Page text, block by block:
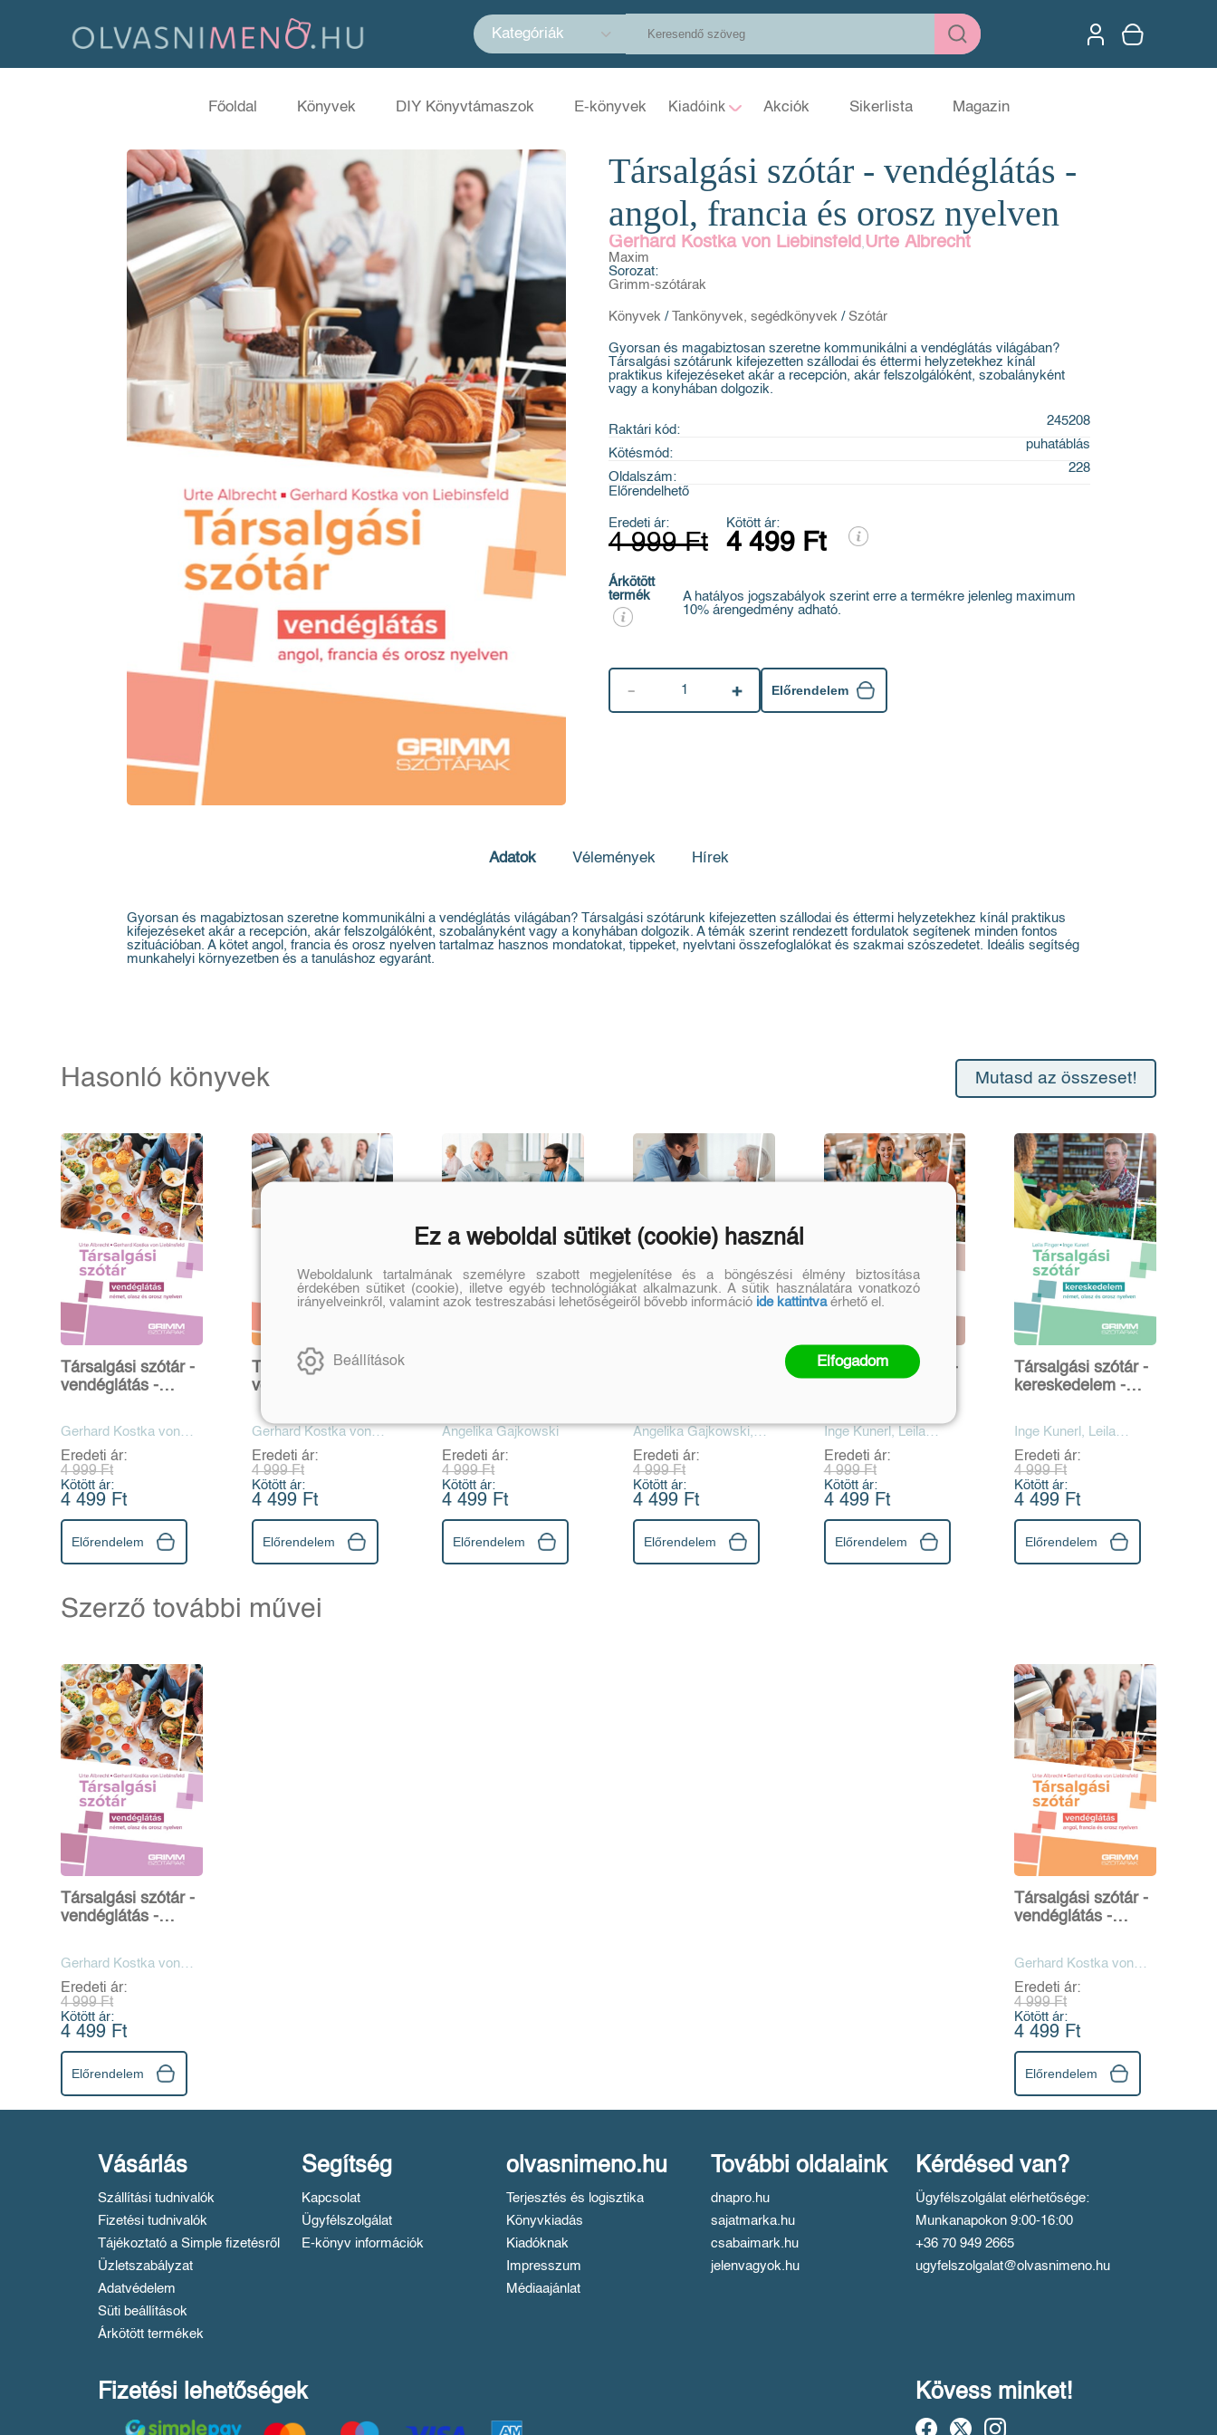
Kategóriák
Főoldal Könyvek DIY Könyvtámaszok E-könyvek Kiadóink Akciók Sikerlista Magazin
Társalgási szótár - vendéglátás -
angol, francia és orosz nyelven
Gerhard Kostka von Liebinsfeld,Urte Albrecht
Maxim
Sorozat:
Grimm-szótárak
Könyvek / Tankönyvek, segédkönyvek / Szótár
Gyorsan és magabiztosan szeretne kommunikálni a vendéglátás világában?
Társalgási szótárunk kifejezetten szállodai és éttermi helyzetekhez kínál
praktikus kifejezéseket akár a recepción, akár felszolgálóként, szobalányként
vagy a konyhában dolgozik.
Raktári kód:
245208
Kötésmód:
puhatáblás
Oldalszám:
228
Előrendelhető
Eredeti ár:
4 999 Ft
Kötött ár:
4 499 Ft
Árkötött
termék
A hatályos jogszabályok szerint erre a termékre jelenleg maximum
10% árengedmény adható.
1 Előrendelem
Adatok Vélemények Hírek
Gyorsan és magabiztosan szeretne kommunikálni a vendéglátás világában? Társalgási szótárunk kifejezetten szállodai és éttermi helyzetekhez kínál praktikus
kifejezéseket akár a recepción, akár felszolgálóként, szobalányként vagy a konyhában dolgozik. A témák szerint rendezett fordulatok segítenek minden fontos
szituációban. A kötet angol, francia és orosz nyelven tartalmaz hasznos mondatokat, tippeket, nyelvtani összefoglalókat és szakmai szószedetet. Ideális segítség
munkahelyi környezetben és a tanuláshoz egyaránt.
Hasonló könyvek Mutasd az összeset!
Társalgási szótár -
vendéglátás -
Gerhard Kostka von
Liebinsfeld, Urte
Albrecht
Eredeti ár:
4 999 Ft
Kötött ár:
4 499 Ft
Előrendelem
Társalgási szótár -
vendéglátás -
orosz nyelven
Gerhard Kostka von
Liebinsfeld, Urte
Albrecht
Eredeti ár:
4 999 Ft
Kötött ár:
4 499 Ft
Előrendelem
nyelven
Angelika Gajkowski
Eredeti ár:
4 999 Ft
Kötött ár:
4 499 Ft
Előrendelem
nyelven
Angelika Gajkowski,
Ioannis Metaxas
Eredeti ár:
4 999 Ft
Kötött ár:
4 499 Ft
Előrendelem
Társalgási szótár -
orosz nyelven
Inge Kunerl, Leila
Finger
Eredeti ár:
4 999 Ft
Kötött ár:
4 499 Ft
Előrendelem
Társalgási szótár -
kereskedelem -
Inge Kunerl, Leila
Finger
Eredeti ár:
4 999 Ft
Kötött ár:
4 499 Ft
Előrendelem
Szerző további művei
Társalgási szótár -
vendéglátás -
Gerhard Kostka von
Liebinsfeld, Urte
Albrecht
Eredeti ár:
4 999 Ft
Kötött ár:
4 499 Ft
Előrendelem
Társalgási szótár -
vendéglátás -
Gerhard Kostka von
Liebinsfeld, Urte
Albrecht
Eredeti ár:
4 999 Ft
Kötött ár:
4 499 Ft
Előrendelem
Vásárlás
Szállítási tudnivalók
Fizetési tudnivalók
Tájékoztató a Simple fizetésről
Üzletszabályzat
Adatvédelem
Süti beállítások
Árkötött termékek
Segítség
Kapcsolat
Ügyfélszolgálat
E-könyv információk
olvasnimeno.hu
Terjesztés és logisztika
Könyvkiadás
Kiadóknak
Impresszum
Médiaajánlat
További oldalaink
dnapro.hu
sajatmarka.hu
csabaimark.hu
jelenvagyok.hu
Kérdésed van?
Ügyfélszolgálat elérhetősége:
Munkanapokon 9:00-16:00
+36 70 949 2665
ugyfelszolgalat@olvasnimeno.hu
Fizetési lehetőségek Kövess minket!
Ez a weboldal sütiket (cookie) használ
Weboldalunk tartalmának személyre szabott megjelenítése és a böngészési élmény biztosítása
érdekében sütiket (cookie), illetve egyéb technológiákat alkalmazunk. A sütik használatára vonatkozó
irányelveinkről, valamint azok testreszabási lehetőségeiről bővebb információ ide kattintvaérhető el.
Beállítások Elfogadom